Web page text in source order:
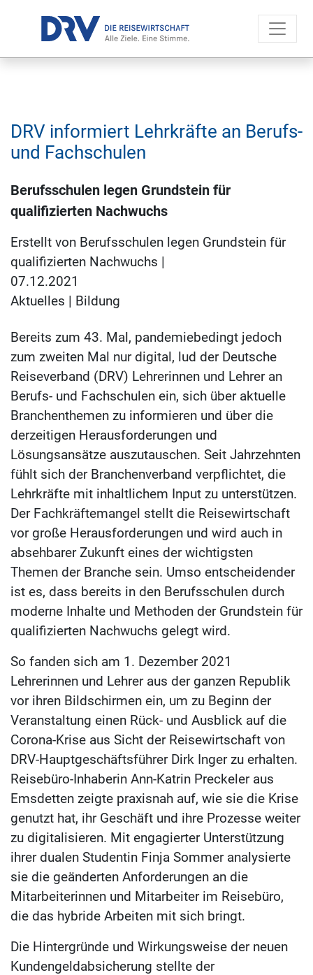
DRV informiert Lehrkräfte an Berufs-
und Fachschulen
Berufsschulen legen Grundstein für
qualifizierten Nachwuchs
Erstellt von Berufsschulen legen Grundstein für
qualifizierten Nachwuchs |
07.12.2021
Aktuelles | Bildung
Bereits zum 43. Mal, pandemiebedingt jedoch
zum zweiten Mal nur digital, lud der Deutsche
Reiseverband (DRV) Lehrerinnen und Lehrer an
Berufs- und Fachschulen ein, sich über aktuelle
Branchenthemen zu informieren und über die
derzeitigen Herausforderungen und
Lösungsansätze auszutauschen. Seit Jahrzehnten
fühlt sich der Branchenverband verpflichtet, die
Lehrkräfte mit inhaltlichem Input zu unterstützen.
Der Fachkräftemangel stellt die Reisewirtschaft
vor große Herausforderungen und wird auch in
absehbarer Zukunft eines der wichtigsten
Themen der Branche sein. Umso entscheidender
ist es, dass bereits in den Berufsschulen durch
moderne Inhalte und Methoden der Grundstein für
qualifizierten Nachwuchs gelegt wird.
So fanden sich am 1. Dezember 2021
Lehrerinnen und Lehrer aus der ganzen Republik
vor ihren Bildschirmen ein, um zu Beginn der
Veranstaltung einen Rück- und Ausblick auf die
Corona-Krise aus Sicht der Reisewirtschaft von
DRV-Hauptgeschäftsführer Dirk Inger zu erhalten.
Reisebüro-Inhaberin Ann-Katrin Preckeler aus
Emsdetten zeigte praxisnah auf, wie sie die Krise
genutzt hat, ihr Geschäft und ihre Prozesse weiter
zu digitalisieren. Mit engagierter Unterstützung
ihrer dualen Studentin Finja Sommer analysierte
sie die geänderten Anforderungen an die
Mitarbeiterinnen und Mitarbeiter im Reisebüro,
die das hybride Arbeiten mit sich bringt.
Die Hintergründe und Wirkungsweise der neuen
Kundengeldabsicherung stellte der